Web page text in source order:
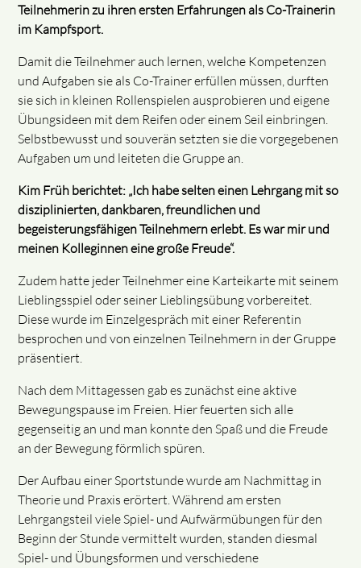
Teilnehmerin zu ihren ersten Erfahrungen als Co-Trainerin
im Kampfsport.
Damit die Teilnehmer auch lernen, welche Kompetenzen
und Aufgaben sie als Co-Trainer erfüllen müssen, durften
sie sich in kleinen Rollenspielen ausprobieren und eigene
Übungsideen mit dem Reifen oder einem Seil einbringen.
Selbstbewusst und souverän setzten sie die vorgegebenen
Aufgaben um und leiteten die Gruppe an.
Kim Früh berichtet: „Ich habe selten einen Lehrgang mit so
disziplinierten, dankbaren, freundlichen und
begeisterungsfähigen Teilnehmern erlebt. Es war mir und
meinen Kolleginnen eine große Freude“.
Zudem hatte jeder Teilnehmer eine Karteikarte mit seinem
Lieblingsspiel oder seiner Lieblingsübung vorbereitet.
Diese wurde im Einzelgespräch mit einer Referentin
besprochen und von einzelnen Teilnehmern in der Gruppe
präsentiert.
Nach dem Mittagessen gab es zunächst eine aktive
Bewegungspause im Freien. Hier feuerten sich alle
gegenseitig an und man konnte den Spaß und die Freude
an der Bewegung förmlich spüren.
Der Aufbau einer Sportstunde wurde am Nachmittag in
Theorie und Praxis erörtert. Während am ersten
Lehrgangsteil viele Spiel- und Aufwärmübungen für den
Beginn der Stunde vermittelt wurden, standen diesmal
Spiel- und Übungsformen und verschiedene